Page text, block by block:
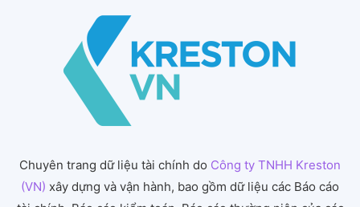
Chuyên trang dữ liệu tài chính do Công ty TNHH Kreston
(VN) xây dựng và vận hành, bao gồm dữ liệu các Báo cáo